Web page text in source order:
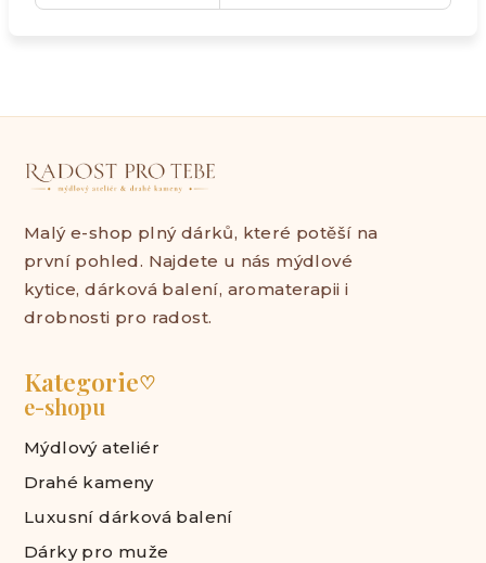
Malý e-shop plný dárků, které potěší na
první pohled. Najdete u nás mýdlové
kytice, dárková balení, aromaterapii i
drobnosti pro radost.
Kategorie♡
e-shopu
Mýdlový ateliér
Drahé kameny
Luxusní dárková balení
Dárky pro muže